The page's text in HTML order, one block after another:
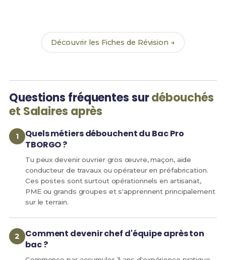
Découvrir les Fiches de Révision →
Questions fréquentes surdébouchés
et Salaires après
Quels métiers débouchent du Bac Pro
TBORGO ?
Tu peux devenir ouvrier gros œuvre, maçon, aide
conducteur de travaux ou opérateur en préfabrication.
Ces postes sont surtout opérationnels en artisanat,
PME ou grands groupes et s'apprennent principalement
sur le terrain.
Comment devenir chef d'équipe après ton
bac ?